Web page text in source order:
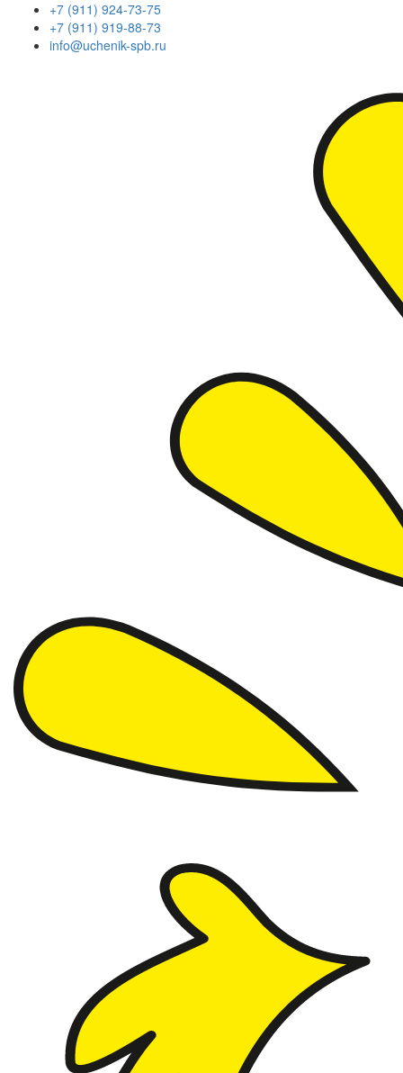
+7 (911) 924-73-75
+7 (911) 919-88-73
info@uchenik-spb.ru